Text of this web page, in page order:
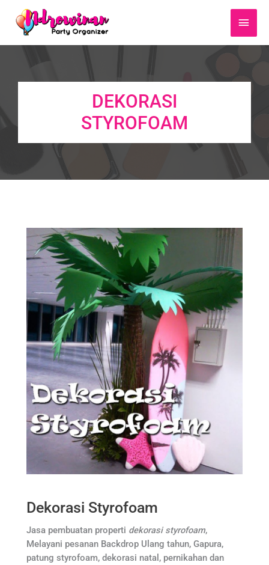
Main
DEKORASI
STYROFOAM
Dekorasi Styrofoam
Jasa pembuatan properti dekorasi styrofoam,
Melayani pesanan Backdrop Ulang tahun, Gapura,
patung styrofoam, dekorasi natal, pernikahan dan